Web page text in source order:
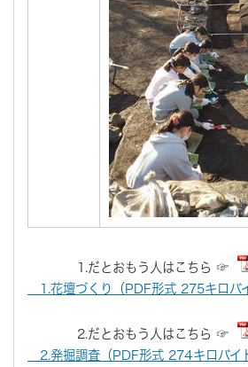
1.だとおもう人はこちら ☞
1.花壇づくり（PDF形式 275キロバ
2.だとおもう人はこちら ☞
2.発掘調査（PDF形式 274キロバイ